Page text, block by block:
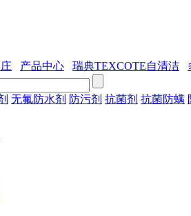
产品中心 瑞典TEXCOTE自清洁
无氟防水剂 防污剂 抗菌剂 抗菌防螨